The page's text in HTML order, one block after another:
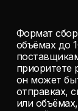
Формат
объёмах до
приоритете
он может
отправках,
или